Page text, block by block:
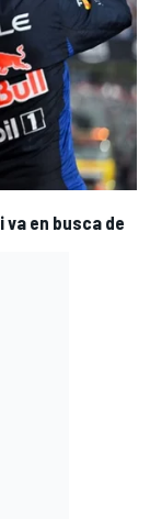
en busca de